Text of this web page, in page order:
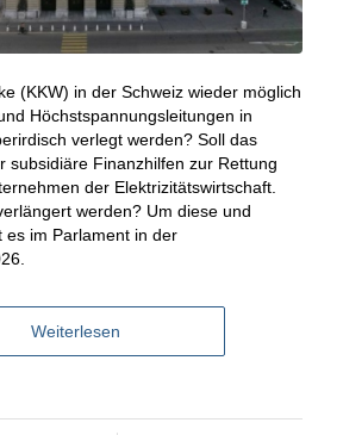
(KKW) in der Schweiz wieder möglich
Höchstspannungsleitungen in
verlegt werden? Soll das
subsidiäre Finanzhilfen zur Rettung
der Elektrizitätswirtschaft.
werden? Um diese und
im Parlament in der
Weiterlesen